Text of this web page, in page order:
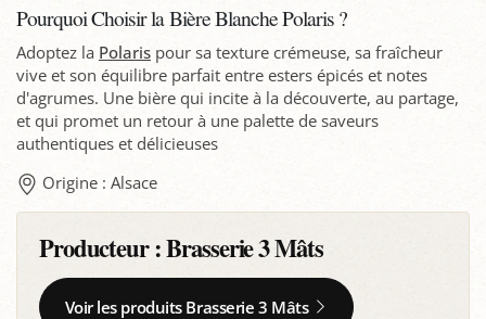
Pourquoi Choisir la Bière Blanche Polaris ?
Adoptez la Polaris pour sa texture crémeuse, sa fraîcheur
vive et son équilibre parfait entre esters épicés et notes
d'agrumes. Une bière qui incite à la découverte, au partage,
et qui promet un retour à une palette de saveurs
authentiques et délicieuses
Origine : Alsace
Producteur :Brasserie 3 Mâts
Voir les produits Brasserie 3 Mâts